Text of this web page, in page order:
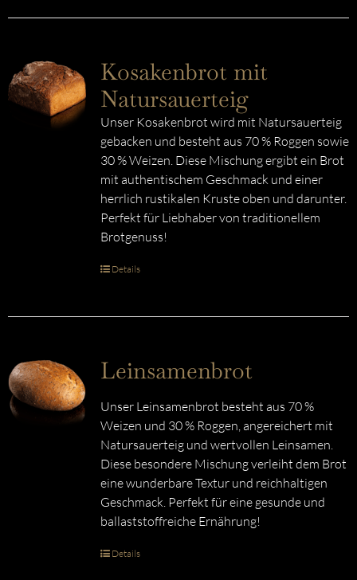
Kosakenbrot mit
Natursauerteig
Unser Kosakenbrot wird mit Natursauerteig
gebacken und besteht aus 70 % Roggen sowie
30 % Weizen. Diese Mischung ergibt ein Brot
mit authentischem Geschmack und einer
herrlich rustikalen Kruste oben und darunter.
Perfekt für Liebhaber von traditionellem
Brotgenuss!
Details
Leinsamenbrot
Unser Leinsamenbrot besteht aus 70 %
Weizen und 30 % Roggen, angereichert mit
Natursauerteig und wertvollen Leinsamen.
Diese besondere Mischung verleiht dem Brot
eine wunderbare Textur und reichhaltigen
Geschmack. Perfekt für eine gesunde und
ballaststoffreiche Ernährung!
Details